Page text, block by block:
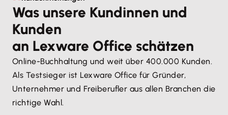
Was unsere Kundinnen und
Kunden
an Lexware Office schätzen
Online-Buchhaltung und weit über 400.000 Kunden.
Als Testsieger ist Lexware Office für Gründer,
Unternehmer und Freiberufler aus allen Branchen die
richtige Wahl.